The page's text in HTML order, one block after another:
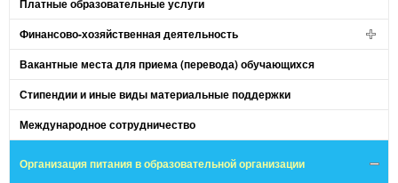
Платные образовательные услуги
Финансово-хозяйственная деятельность
Вакантные места для приема (перевода) обучающихся
Стипендии и иные виды материальные поддержки
Международное сотрудничество
Организация питания в образовательной организации